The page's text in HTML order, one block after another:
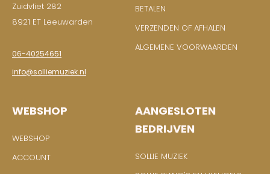
Zuidvliet 282
8921 ET Leeuwarden
06-40254651
info@solliemuziek.nl
BETALEN
VERZENDEN OF AFHALEN
ALGEMENE VOORWAARDEN
WEBSHOP
WEBSHOP
ACCOUNT
AANGESLOTEN
BEDRIJVEN
SOLLIE MUZIEK